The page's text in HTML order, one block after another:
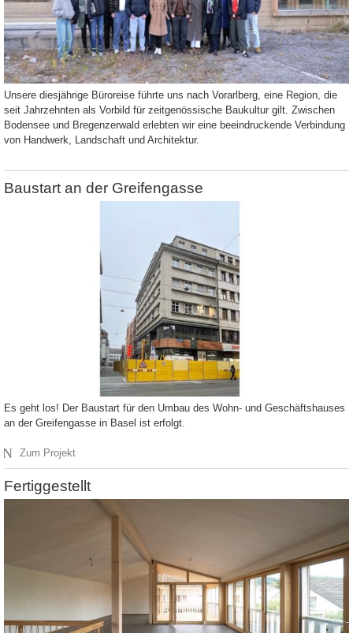
Unsere diesjährige Büroreise führte uns nach Vorarlberg, eine Region, die
seit Jahrzehnten als Vorbild für zeitgenössische Baukultur gilt. Zwischen
Bodensee und Bregenzerwald erlebten wir eine beeindruckende Verbindung
von Handwerk, Landschaft und Architektur.
Baustart an der Greifengasse
Es geht los! Der Baustart für den Umbau des Wohn- und Geschäftshauses
an der Greifengasse in Basel ist erfolgt.
N Zum Projekt
Fertiggestellt